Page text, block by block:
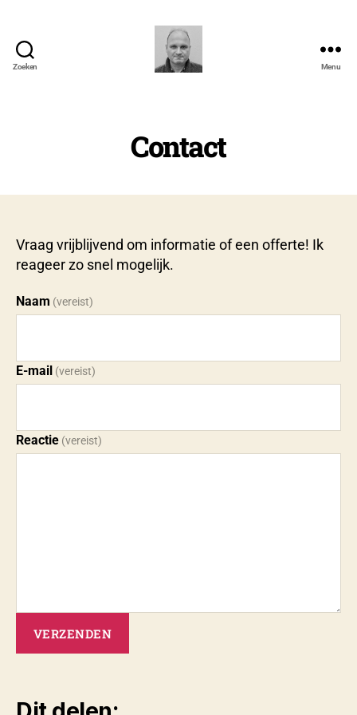
Zoeken Menu
Contact
Vraag vrijblijvend om informatie of een offerte! Ik
reageer zo snel mogelijk.
Naam (vereist)
E-mail (vereist)
Reactie (vereist)
VERZENDEN